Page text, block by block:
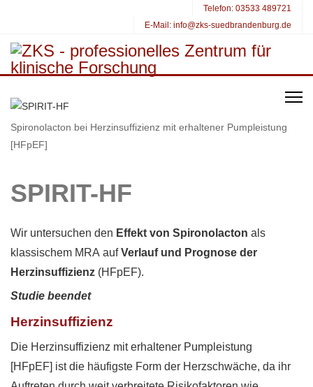
Telefon: 03533 489721
E-Mail: info@zks-suedbrandenburg.de
Spironolacton bei Herzinsuffizienz mit erhaltener Pumpleistung
[HFpEF]
SPIRIT-HF
Wir untersuchen den Effekt von Spironolacton als
klassischem MRA aufVerlauf und Prognose der
Herzinsuffizienz (HFpEF).
Studie beendet
Herzinsuffizienz
Die Herzinsuffizienz mit erhaltener Pumpleistung
[HFpEF] ist die häufigste Form der Herzschwäche, da ihr